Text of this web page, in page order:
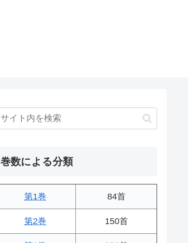
巻数による分類
第1巻 84首
第2巻 150首